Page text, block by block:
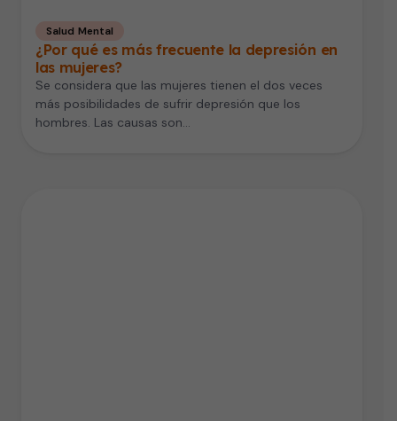
Salud Mental
¿Por qué es más frecuente la depresión en
las mujeres?
Se considera que las mujeres tienen el dos veces
más posibilidades de sufrir depresión que los
hombres. Las causas son…